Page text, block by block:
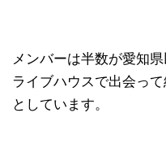
メンバーは半数が愛知
ライブハウスで出会っ
としています。